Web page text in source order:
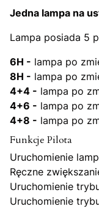
Jedna lampa na
Lampa posiada 5
6H - lampa po
8H - lampa po
4+4 - lampa po
4+6 - lampa po
4+8 - lampa po
Funkcje Pilota
Uruchomienie
Ręczne
Uruchomienie
Uruchomienie